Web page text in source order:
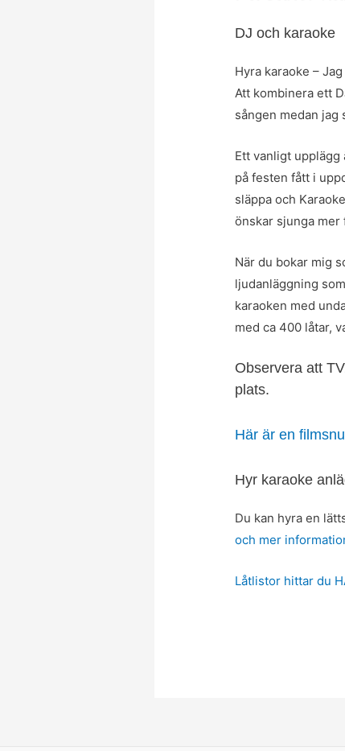
DJ och karaoke
Hyra karaoke –
Att kombinera ett
sången medan
Ett vanligt
på festen fått i
släppa och
önskar sjunga mer
När du bokar mig
ljudanläggning
karaoken med
med ca 400 låtar,
Observera att
plats.
Här är en
Hyr karaoke
Du kan hyra en
och mer
Låtlistor hittar du